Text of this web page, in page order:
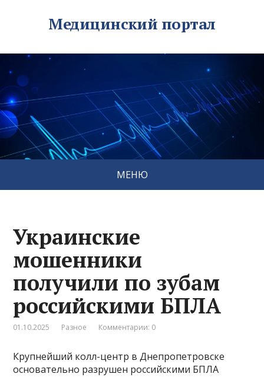
Медицинский портал
МЕНЮ
Украинские
мошенники
получили по зубам
российскими БПЛА
01.10.2025 Разное Комментарии: 0
Крупнейший колл-центр в Днепропетровске
основательно разрушен российскими БПЛА